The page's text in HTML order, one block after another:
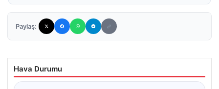
Paylaş:
Hava Durumu